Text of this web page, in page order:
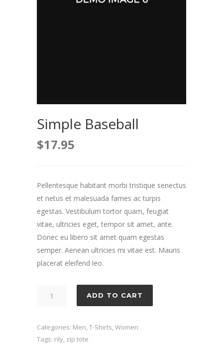
Simple Baseball
$17.95
Pellentesque habitant morbi tristique senectus
et netus et malesuada fames ac turpis
egestas. Vestibulum tortor quam, feugiat
vitae, ultricies eget, tempor sit amet, ante.
Donec eu libero sit amet quam egestas
semper. Aenean ultricies mi vitae est. Mauris
placerat eleifend leo.
ADD TO CART
Categories: Men,T-Shirts,Women
Tags: nly, zip tote